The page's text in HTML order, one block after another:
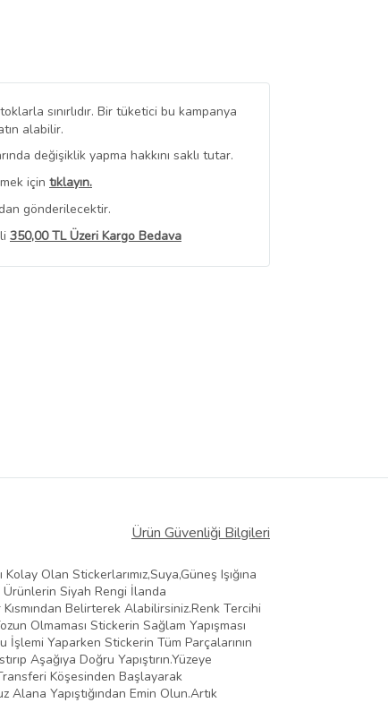
sınırlıdır. Bir tüketici bu kampanya
alabilir.
değişiklik yapma hakkını saklı tutar.
için tıklayın.
gönderilecektir.
350,00 TL Üzeri Kargo Bedava
Ürün Güvenliği Bilgileri
Olan Stickerlarımız,Suya,Güneş Işığına
Ürünlerin Siyah Rengi İlanda
Belirterek Alabilirsiniz.Renk Tercihi
Olmaması Stickerin Sağlam Yapışması
İşlemi Yaparken Stickerin Tüm Parçalarının
Aşağıya Doğru Yapıştırın.Yüzeye
Transferi Köşesinden Başlayarak
Alana Yapıştığından Emin Olun.Artık